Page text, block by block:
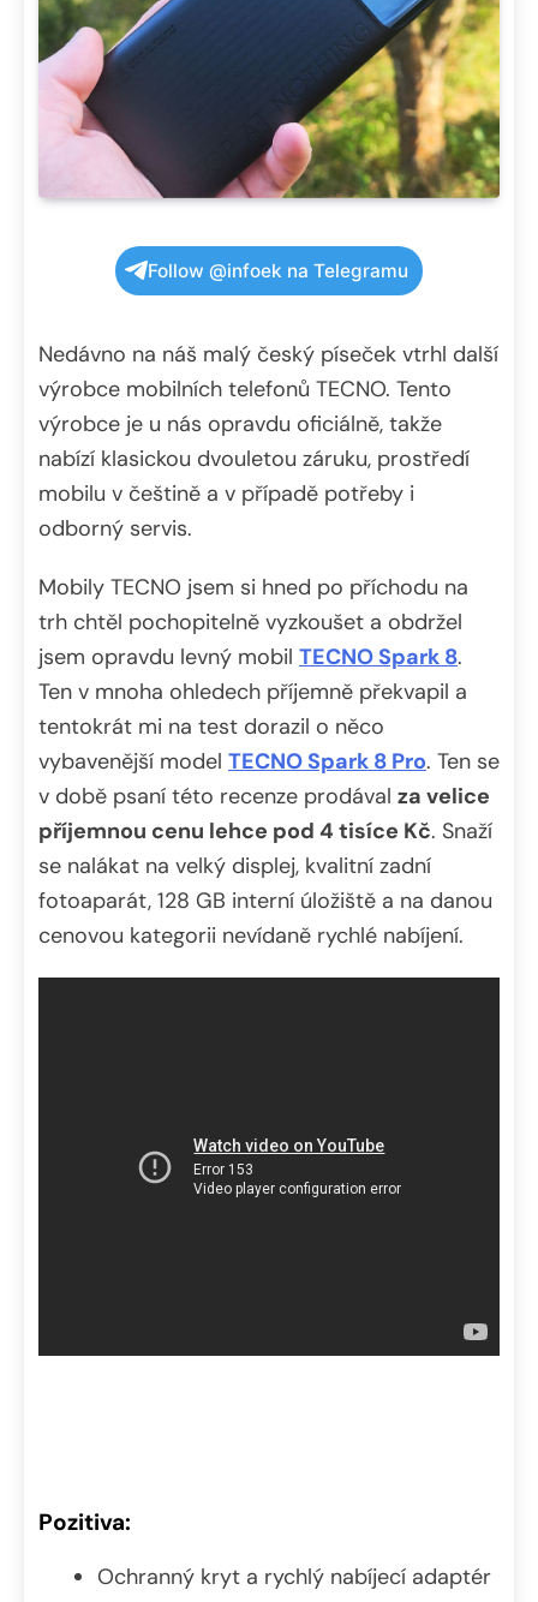
Follow @infoek na Telegramu
Nedávno na náš malý český píseček vtrhl další
výrobce mobilních telefonů TECNO. Tento
výrobce je u nás opravdu oficiálně, takže
nabízí klasickou dvouletou záruku, prostředí
mobilu v češtině a v případě potřeby i
odborný servis.
Mobily TECNO jsem si hned po příchodu na
trh chtěl pochopitelně vyzkoušet a obdržel
jsem opravdu levný mobil TECNO Spark 8.
Ten v mnoha ohledech příjemně překvapil a
tentokrát mi na test dorazil o něco
vybavenější model TECNO Spark 8 Pro. Ten se
v době psaní této recenze prodával za velice
příjemnou cenu lehce pod 4 tisíce Kč. Snaží
se nalákat na velký displej, kvalitní zadní
fotoaparát, 128 GB interní úložiště a na danou
cenovou kategorii nevídaně rychlé nabíjení.
Pozitiva:
Ochranný kryt a rychlý nabíjecí adaptér